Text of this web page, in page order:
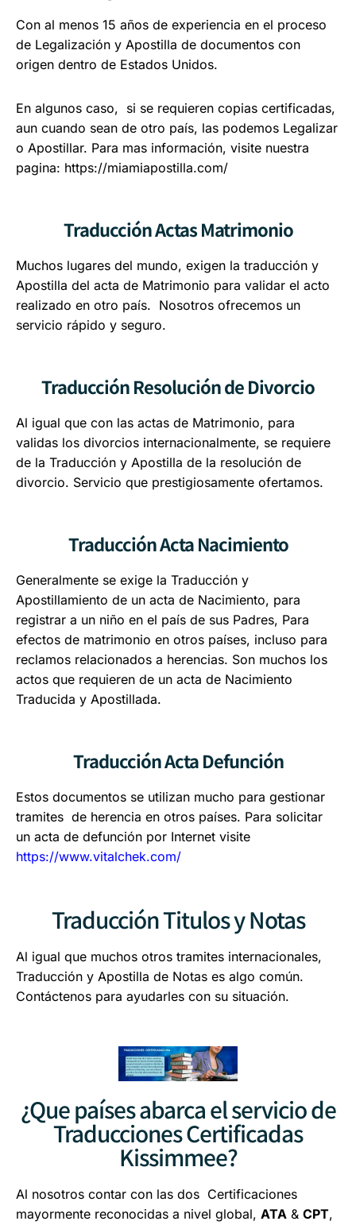
Con al menos 15 años de experiencia en el proceso
de Legalización y Apostilla de documentos con
origen dentro de Estados Unidos.
En algunos caso, si se requieren copias certificadas,
aun cuando sean de otro país, las podemos Legalizar
o Apostillar. Para mas información, visite nuestra
pagina: https://miamiapostilla.com/
Traducción Actas Matrimonio
Muchos lugares del mundo, exigen la traducción y
Apostilla del acta de Matrimonio para validar el acto
realizado en otro país. Nosotros ofrecemos un
servicio rápido y seguro.
Traducción Resolución de Divorcio
Al igual que con las actas de Matrimonio, para
validas los divorcios internacionalmente, se requiere
de la Traducción y Apostilla de la resolución de
divorcio. Servicio que prestigiosamente ofertamos.
Traducción Acta Nacimiento
Generalmente se exige la Traducción y
Apostillamiento de un acta de Nacimiento, para
registrar a un niño en el país de sus Padres, Para
efectos de matrimonio en otros países, incluso para
reclamos relacionados a herencias. Son muchos los
actos que requieren de un acta de Nacimiento
Traducida y Apostillada.
Traducción Acta Defunción
Estos documentos se utilizan mucho para gestionar
tramites de herencia en otros países. Para solicitar
un acta de defunción por Internet visite
https://www.vitalchek.com/
Traducción Titulos y Notas
Al igual que muchos otros tramites internacionales,
Traducción y Apostilla de Notas es algo común.
Contáctenos para ayudarles con su situación.
¿Que países abarca el servicio de
Traducciones Certificadas
Kissimmee?
Al nosotros contar con las dos Certificaciones
mayormente reconocidas a nivel global, ATA & CPT,